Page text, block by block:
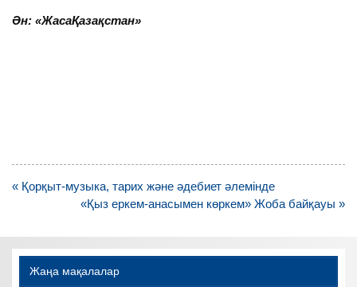
Ән: «ЖасаҚазақстан»
Навигация
« Қорқыт-музыка, тарих және әдебиет әлемінде
«Қыз еркем-анасымен көркем» Жоба байқауы »
Жаңа мақалалар